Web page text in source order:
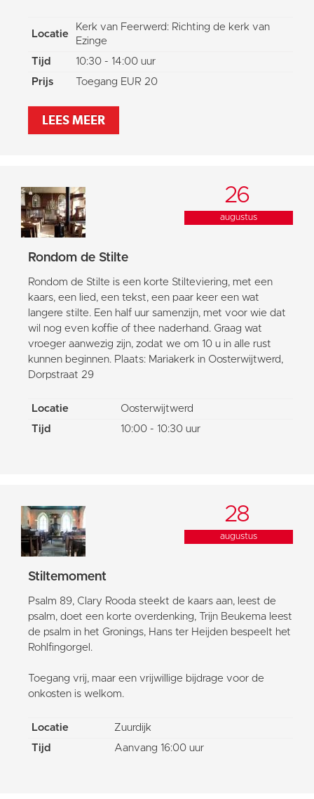
Locatie
Kerk van Feerwerd: Richting de kerk van
Ezinge
Tijd
10:30 - 14:00 uur
Prijs
Toegang EUR 20
LEES MEER
26
augustus
Rondom de Stilte
Rondom de Stilte is een korte Stilteviering, met een
kaars, een lied, een tekst, een paar keer een wat
langere stilte. Een half uur samenzijn, met voor wie dat
wil nog even koffie of thee naderhand. Graag wat
vroeger aanwezig zijn, zodat we om 10 u in alle rust
kunnen beginnen. Plaats: Mariakerk in Oosterwijtwerd,
Dorpstraat 29
Locatie
Oosterwijtwerd
Tijd
10:00 - 10:30 uur
28
augustus
Stiltemoment
Psalm 89, Clary Rooda steekt de kaars aan, leest de
psalm, doet een korte overdenking, Trijn Beukema leest
de psalm in het Gronings, Hans ter Heijden bespeelt het
Rohlfingorgel.
Toegang vrij, maar een vrijwillige bijdrage voor de
onkosten is welkom.
Locatie
Zuurdijk
Tijd
Aanvang 16:00 uur